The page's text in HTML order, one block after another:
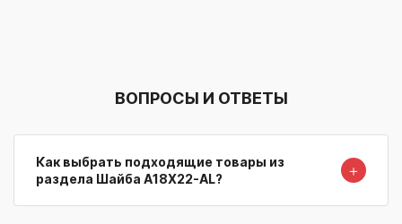
ВОПРОСЫ И ОТВЕТЫ
Как выбрать подходящие товары из
раздела Шайба A18X22-AL?
＋